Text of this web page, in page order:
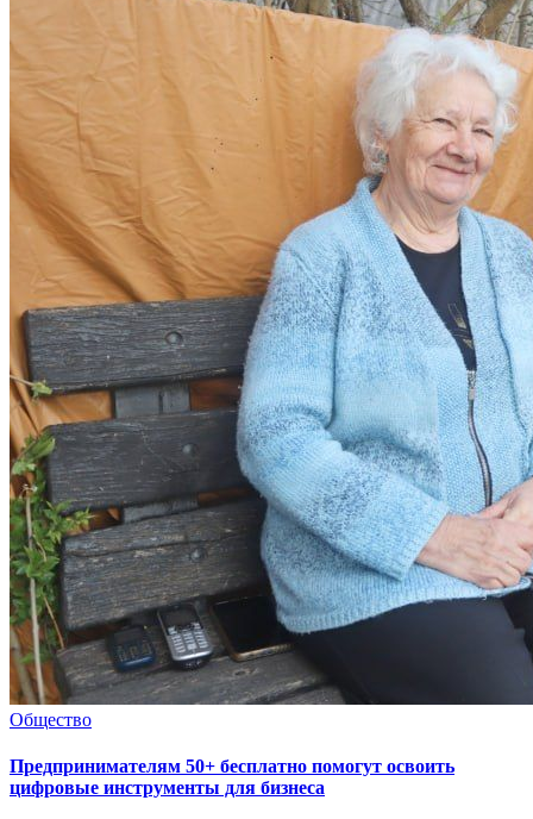
Общество
Предпринимателям 50+ бесплатно помогут освоить
цифровые инструменты для бизнеса